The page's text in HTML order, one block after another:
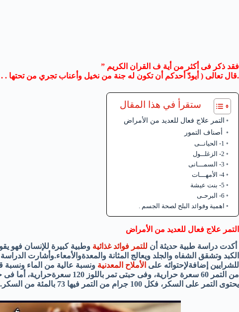
فقد ذكر فى أكثر من أية ف القران الكريم ”
.قال تعالى ( أيودّ أحدكم أن تكون له جنة من نخيل وأعناب تجري من تحتها .
ستقرأ في هذا المقال
التمر علاج فعال للعديد من الأمراض
أصناف التمور
1- الحيانــى
2- الزغلــول
3- السمـــانى
4- الأمهـــات
5- بنت عيشة
6- البرحـى
اهمية وفوائد البلح لصحة الجسم .
التمر علاج فعال للعديد من الأمراض
أكدت دراسة طبية حديثة أن للتمر فوائد غذائية وطبية كبيرة للإنسان فهو
الكبد وتشقق الشفاه والجلد ويعالج المثانة والمعدةوالأمعاء.وأشارت
للشرايين إضافةلإحتوائه على الأملاح المعدنية ونسبة عالية من الماء ونسبة
يحتوى التمر على السكر، فكل 100 جرام من التمر فيها 73 بالمئة من السكر.